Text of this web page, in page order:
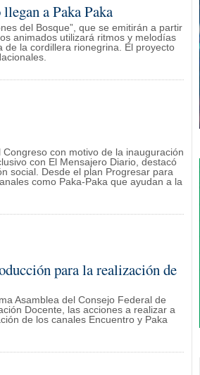
a Paka Paka
del Bosque”, que se emitirán a partir
animados utilizará ritmos y melodías
la cordillera rionegrina. El proyecto
con motivo de la inauguración
con El Mensajero Diario, destacó
social. Desde el plan Progresar para
como Paka-Paka que ayudan a la
para la realización de
Asamblea del Consejo Federal de
Docente, las acciones a realizar a
de los canales Encuentro y Paka